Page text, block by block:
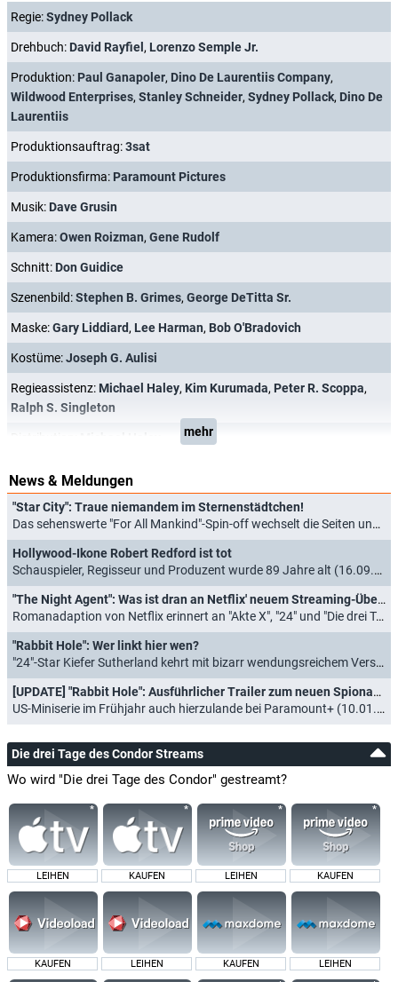
Regie:Sydney Pollack
Drehbuch: David Rayfiel , Lorenzo Semple Jr.
Produktion: Paul Ganapoler, Dino De Laurentiis Company,
Wildwood Enterprises, Stanley Schneider, Sydney Pollack, Dino De
Laurentiis
Produktionsauftrag:3sat
Produktionsfirma: Paramount Pictures
Musik: Dave Grusin
Kamera:Owen Roizman, Gene Rudolf
Schnitt: Don Guidice
Szenenbild:Stephen B. Grimes, George DeTitta Sr.
Maske:Gary Liddiard, Lee Harman, Bob O'Bradovich
Kostüme:Joseph G. Aulisi
Regieassistenz: Michael Haley, Kim Kurumada, Peter R. Scoppa,
Ralph S. Singleton
mehr
News & Meldungen
"Star City": Traue niemandem im Sternenstädtchen!
Das sehenswerte "For All Mankind"-Spin-off wechselt die Seiten und wagt sich in deutlich düstere Gefilde (28.05.2026)
Hollywood-Ikone Robert Redford ist tot
Schauspieler, Regisseur und Produzent wurde 89 Jahre alt (16.09.2025)
"The Night Agent": Was ist dran an Netflix' neuem Streaming-Überflieger?
Romanadaption von Netflix erinnert an "Akte X", "24" und "Die drei Tage des Condor" (08.04.2023)
"Rabbit Hole": Wer linkt hier wen?
"24"-Star Kiefer Sutherland kehrt mit bizarr wendungsreichem Verschwörungstrip in Spionagewelt zurück (26.03.2023)
[UPDATE] "Rabbit Hole": Ausführlicher Trailer zum neuen Spionagethriller mit "24"-Star Kiefer Sutherland
US-Miniserie im Frühjahr auch hierzulande bei Paramount+ (10.01.2023)
Die drei Tage des Condor Streams
Wo wird "Die drei Tage des Condor" gestreamt?
LEIHEN KAUFEN LEIHEN KAUFEN
KAUFEN LEIHEN KAUFEN LEIHEN